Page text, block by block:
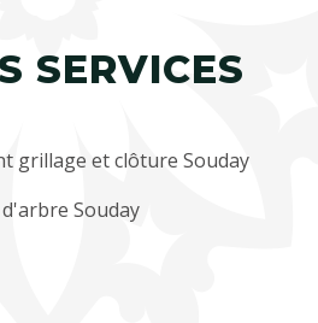
SERVICES
grillage et clôture Souday
Souday